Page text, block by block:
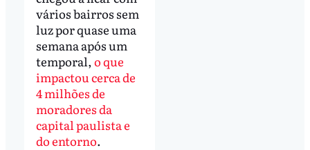
vários bairros sem
luz por quase uma
semana após um
temporal, o que
impactou cerca de
4 milhões de
moradores da
capital paulista e
do entorno.